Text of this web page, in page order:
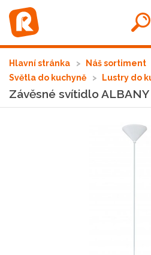
Hlavní stránka Náš sortiment
Světla do kuchyně
Lustry do
Závěsné svítidlo